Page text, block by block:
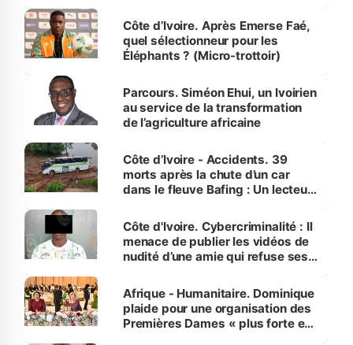
Côte d’Ivoire. Après Emerse Faé,
quel sélectionneur pour les
Éléphants ? (Micro-trottoir)
Parcours. Siméon Ehui, un Ivoirien
au service de la transformation
de l’agriculture africaine
Côte d’Ivoire - Accidents. 39
morts après la chute d’un car
dans le fleuve Bafing : Un lecteur
des Transports
Côte d'Ivoire. Cybercriminalité : Il
menace de publier les vidéos de
nudité d’une amie qui refuse ses
Afrique - Humanitaire. Dominique
plaide pour une organisation des
Premières Dames « plus forte et